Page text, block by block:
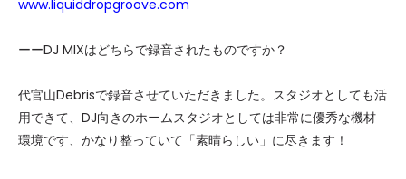
www.liquiddropgroove.com
ーーDJ MIXはどちらで録音されたものですか？
代官山Debrisで録音させていただきました。スタジオとしても活
用できて、DJ向きのホームスタジオとしては非常に優秀な機材
環境です、かなり整っていて「素晴らしい」に尽きます！